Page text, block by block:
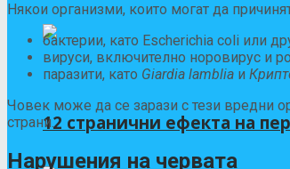
12 странични ефекта на
Някои организми, които могат да
бактерии, като Escherichia coli или
вируси, включително норовирус и
паразити, като Giardia lamblia и
Човек може да се зарази с тези вредни
страни.
Нарушения на червата